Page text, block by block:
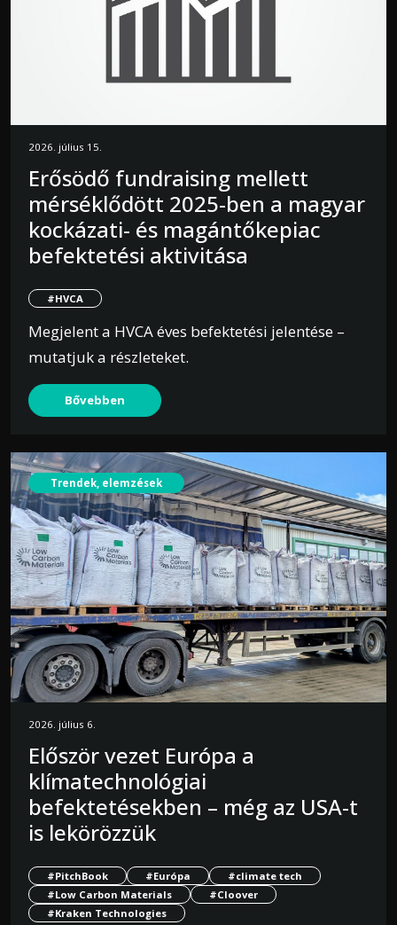
2026. július 15.
Erősödő fundraising mellett
mérséklődött 2025-ben a magyar
kockázati- és magántőkepiac
befektetési aktivitása
#HVCA
Megjelent a HVCA éves befektetési jelentése –
mutatjuk a részleteket.
Bővebben
Trendek, elemzések
2026. július 6.
Először vezet Európa a
klímatechnológiai
befektetésekben – még az USA-t
is lekörözzük
#PitchBook #Európa
#climate tech
#Low Carbon Materials
#Cloover
#Kraken Technologies